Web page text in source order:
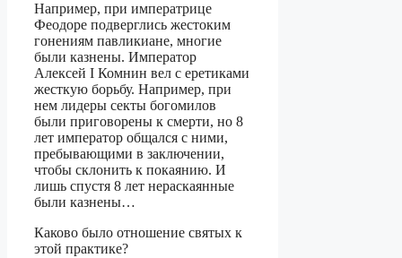
Например, при императрице
Феодоре подверглись жестоким
гонениям павликиане, многие
были казнены. Император
Алексей I Комнин вел с еретиками
жесткую борьбу. Например, при
нем лидеры секты богомилов
были приговорены к смерти, но 8
лет император общался с ними,
пребывающими в заключении,
чтобы склонить к покаянию. И
лишь спустя 8 лет нераскаянные
были казнены…
Каково было отношение святых к
этой практике?